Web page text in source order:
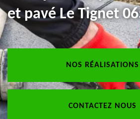
et pavé Le Tignet
NOS RÉALISATIONS
CONTACTEZ NOUS